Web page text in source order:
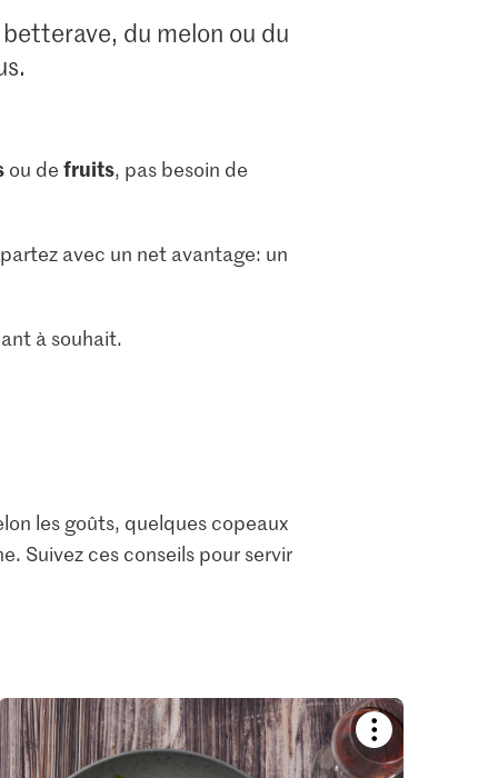
du melon ou du
ou de fruits, pas besoin de
avec un net avantage: un
à souhait.
les goûts, quelques copeaux
Suivez ces conseils pour servir
Bookmark
recipe
or